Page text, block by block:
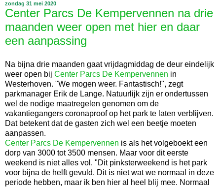
zondag 31 mei 2020
Center Parcs De Kempervennen na drie
maanden weer open met hier en daar
een aanpassing
Na bijna drie maanden gaat vrijdagmiddag de deur eindelijk
weer open bij Center Parcs De Kempervennen in
Westerhoven. "We mogen weer. Fantastisch!", zegt
parkmanager Erik de Lange. Natuurlijk zijn er ondertussen
wel de nodige maatregelen genomen om de
vakantiegangers coronaproof op het park te laten verblijven.
Dat betekent dat de gasten zich wel een beetje moeten
aanpassen.
Center Parcs De Kempervennen is als het volgeboekt een
dorp van 3000 tot 3500 mensen. Maar voor dit eerste
weekend is niet alles vol. "Dit pinksterweekend is het park
voor bijna de helft gevuld. Dit is niet wat we normaal in deze
periode hebben, maar ik ben hier al heel blij mee. Normaal